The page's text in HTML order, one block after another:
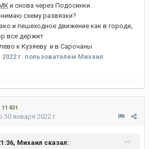
и снова через Подосинки.
схему развязки?
и пешеходное движение как в городе,
все держит
к Кузяеву и в Сарочаны
г. пользователем Михаил
11 431
30 января 2022 г.
Михаил сказал: